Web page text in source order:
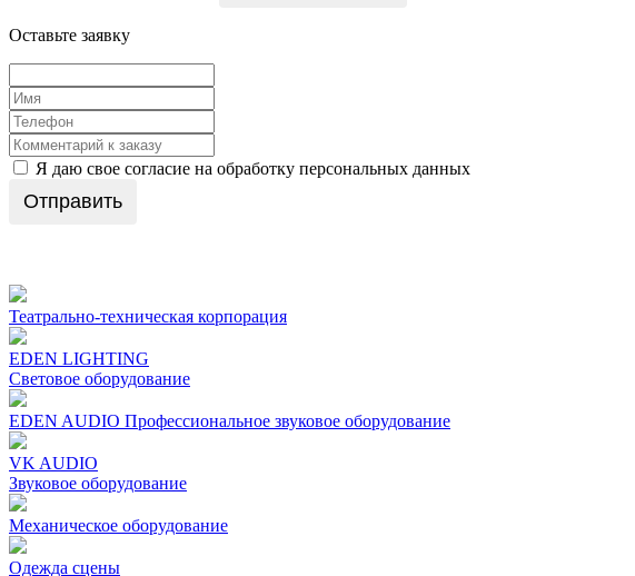
Оставьте заявку
Я даю свое согласие на обработку персональных данных
Отправить
Театрально-техническая корпорация
EDEN LIGHTING
Световое оборудование
EDEN AUDIO Профеcсиональное звуковое оборудование
VK AUDIO
Звуковое оборудование
Механическое oборудование
Одежда сцены